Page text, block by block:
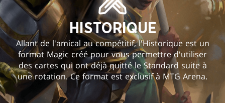
HISTORIQUE
Allant de l'amical au compétitif, l'Historique est un
format Magic créé pour vous permettre d'utiliser
des cartes qui ont déjà quitté le Standard suite à
une rotation. Ce format est exclusif à MTG Arena.